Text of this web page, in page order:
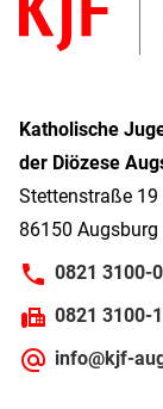
Katholische
der Diözese
Stettenstraße 19
86150 Augsburg
0821 3100-0
0821 3100-
info@kjf-